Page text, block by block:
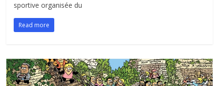
sportive organisée du
Read more